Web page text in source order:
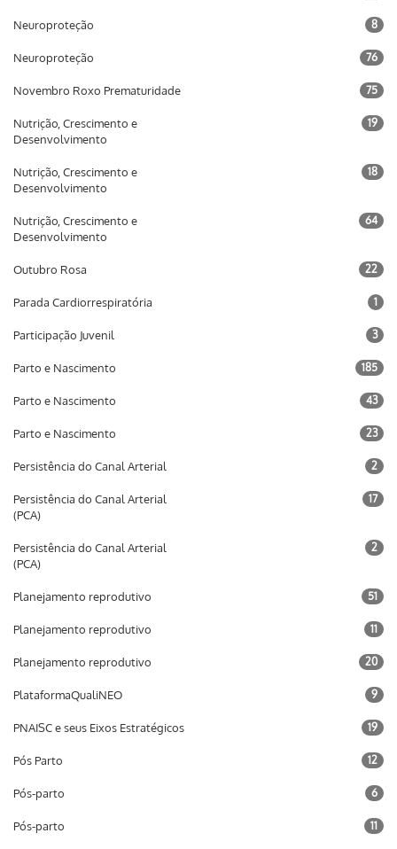
Neuroproteção 8
Neuroproteção 76
Novembro Roxo Prematuridade 75
Nutrição, Crescimento e
Desenvolvimento
19
Nutrição, Crescimento e
Desenvolvimento
18
Nutrição, Crescimento e
Desenvolvimento
64
Outubro Rosa 22
Parada Cardiorrespiratória 1
Participação Juvenil 3
Parto e Nascimento 185
Parto e Nascimento 43
Parto e Nascimento 23
Persistência do Canal Arterial 2
Persistência do Canal Arterial
(PCA)
17
Persistência do Canal Arterial
(PCA)
2
Planejamento reprodutivo 51
Planejamento reprodutivo 11
Planejamento reprodutivo 20
PlataformaQualiNEO 9
PNAISC e seus Eixos Estratégicos 19
Pós Parto 12
Pós-parto 6
Pós-parto 11